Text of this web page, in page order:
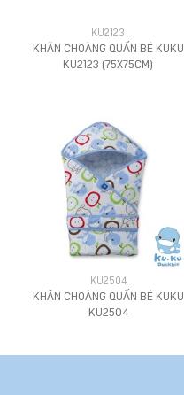
KU2123
KHĂN CHOÀNG QUẤN BÉ KUKU
KU2123 (75X75CM)
KU2504
KHĂN CHOÀNG QUẤN BÉ KUKU
KU2504